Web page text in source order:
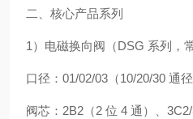
二、核心产品系列
1）电磁换向阀（DSG 系列，常
口径：01/02/03（10/20/30 通径
阀芯：2B2（2 位 4 通）、3C2/